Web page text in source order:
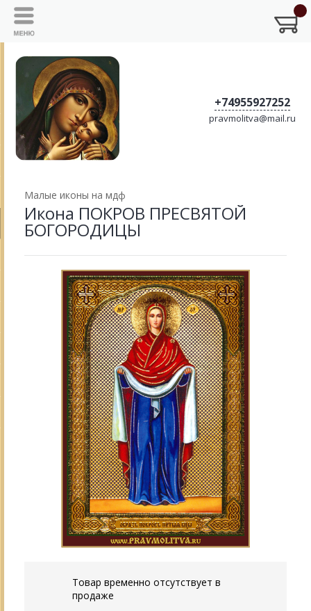
+74955927252
pravmolitva@mail.ru
Малые иконы на мдф
Икона ПОКРОВ ПРЕСВЯТОЙ
БОГОРОДИЦЫ
Товар временно отсутствует в
продаже